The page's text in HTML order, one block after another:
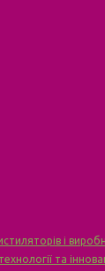
і
та